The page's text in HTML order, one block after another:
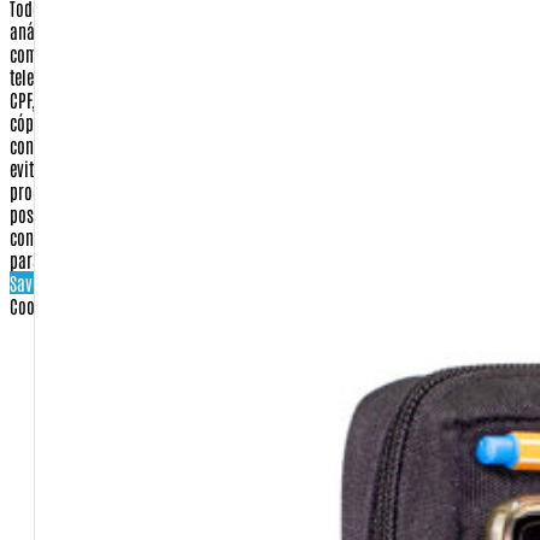
Todos os pedidos efetuados no site www.Warfare.com.br estão sujeitos à
análise e aprovação de dados cadastrais para garantir a segurança da sua
compra. Em algumas situações, você poderá receber um e-mail ou
telefonema solicitando a confirmação de alguns dados, como número do
CPF, RG, endereço, etc. Poderá ser solicitado também o envio por fax de
cópias de documentos. Este procedimento, que será esclarecido quando do
contato, visa única e exclusivamente confirmar a identidade do comprador e
evitar qualquer tipo de dano ou prejuízo aos nossos clientes. Tal
procedimento, quando necessário, aumenta em até 48 horas úteis o prazo de
postagem e entrega. É importante ressaltar que seus dados são
confidenciais e que não serão compartilhados, vendidos ou informados
para terceiros.
Save settings
Cookies settings